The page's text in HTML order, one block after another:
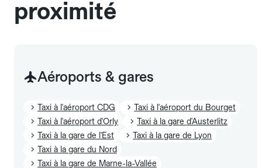
proximité
Aéroports & gares
Taxi à l'aéroport CDG
Taxi à l'aéroport du Bourget
Taxi à l'aéroport d'Orly
Taxi à la gare d'Austerlitz
Taxi à la gare de l'Est
Taxi à la gare de Lyon
Taxi à la gare du Nord
Taxi à la gare de Marne-la-Vallée